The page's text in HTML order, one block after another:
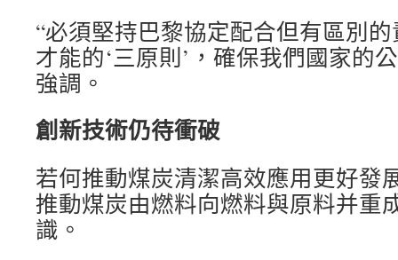
“必須堅持巴黎協定配合但有區別
才能的‘三原則’，確保我們國家的
強調。
創新技術仍待衝破
若何推動煤炭清潔高效應用更好發
推動煤炭由燃料向燃料與原料并重
識。